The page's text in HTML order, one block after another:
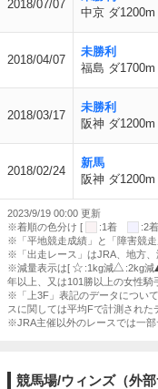
2018/07/07
中京 ダ1200m
2018/04/07
未勝利
福島 ダ1700m
2018/03/17
未勝利
阪神 ダ
2018/02/24
新馬
阪神 ダ
2023/9/19 00:00 更新
※着順の色分け [
:1着 :2
※「平地競走成績」と「障害競走
※「出走レース」はJRA、地方、
※減量表示は[
:1kg減 :2kg減
年以上、又は101勝以上の女性騎
※「上3F」表記のデータについ
スに関しては平均Fで計測された
※JRA主催以外のレースでは一部
競馬場/ウィンズ（外部